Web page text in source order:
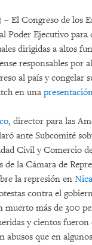
El Congreso de los
Poder Ejecutivo para
dirigidas a altos
responsables por
al país y congelar
en una
, director para las
ante Subcomité
Civil y Comercio
la Cámara de
la represión en
contra el
muerto más de 300
y cientos fueron
abusos que en